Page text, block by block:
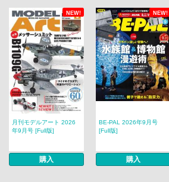
NEW! NEW!
月刊モデルアート 2026
年9月号 [Full版]
購入
BE-PAL 2026年9月号
[Full版]
購入